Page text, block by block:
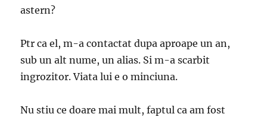
astern?
Ptr ca el, m-a contactat dupa aproape un an,
sub un alt nume, un alias. Si m-a scarbit
ingrozitor. Viata lui e o minciuna.
Nu stiu ce doare mai mult, faptul ca am fost